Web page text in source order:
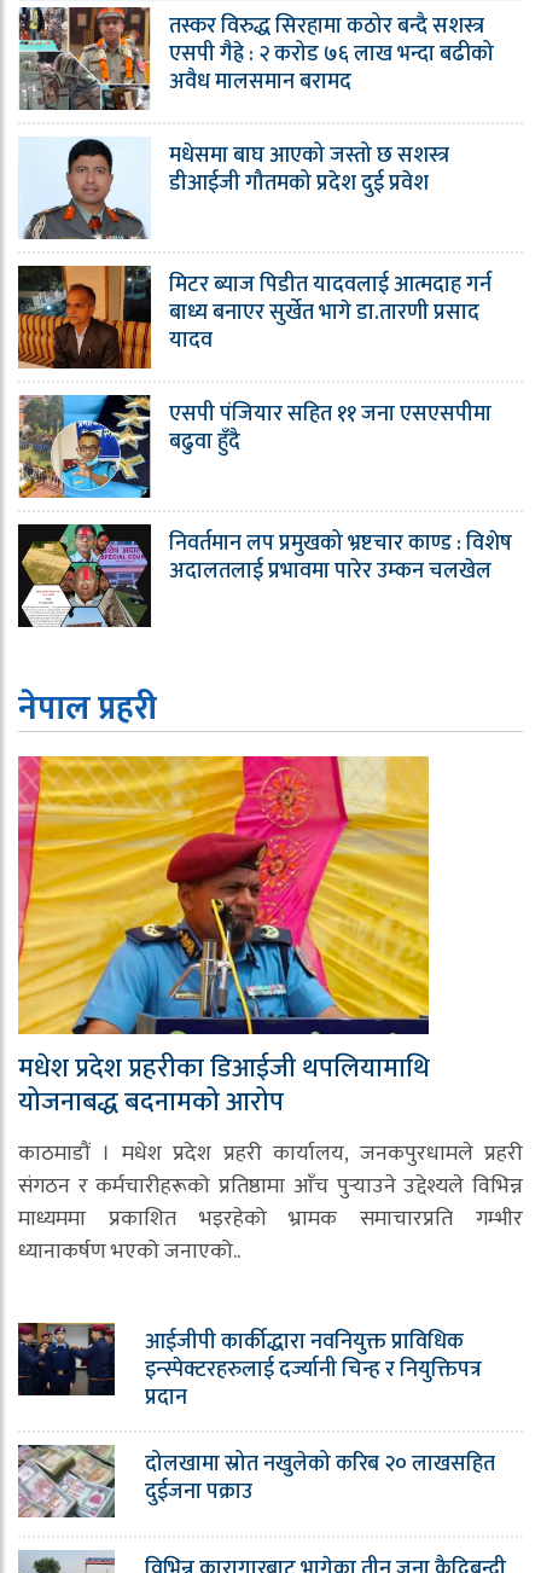
तस्कर विरुद्ध सिरहामा कठोर बन्दै सशस्त्र
एसपी गैह्रे : २ करोड ७६ लाख भन्दा बढीको
अवैध मालसमान बरामद
मधेसमा बाघ आएको जस्तो छ सशस्त्र
डीआईजी गौतमको प्रदेश दुई प्रवेश
मिटर ब्याज पिडीत यादवलाई आत्मदाह गर्न
बाध्य बनाएर सुर्खेत भागे डा.तारणी प्रसाद
यादव
एसपी पंजियार सहित ११ जना एसएसपीमा
बढुवा हुँदै
निवर्तमान लप प्रमुखको भ्रष्टचार काण्ड : विशेष
अदालतलाई प्रभावमा पारेर उम्कन चलखेल
नेपाल प्रहरी
मधेश प्रदेश प्रहरीका डिआईजी थपलियामाथि
योजनाबद्ध बदनामको आरोप
काठमाडौं । मधेश प्रदेश प्रहरी कार्यालय, जनकपुरधामले प्रहरी
संगठन र कर्मचारीहरूको प्रतिष्ठामा आँच पुर्‍याउने उद्देश्यले विभिन्न
माध्यममा प्रकाशित भइरहेको भ्रामक समाचारप्रति गम्भीर
ध्यानाकर्षण भएको जनाएको..
आईजीपी कार्कीद्धारा नवनियुक्त प्राविधिक
इन्स्पेक्टरहरुलाई दर्ज्यानी चिन्ह र नियुक्तिपत्र
प्रदान
दोलखामा स्रोत नखुलेको करिब २० लाखसहित
दुईजना पक्राउ